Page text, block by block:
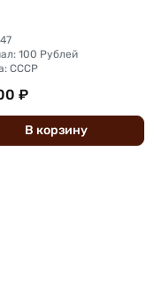
100 Рублей
СССР
₽
В корзину